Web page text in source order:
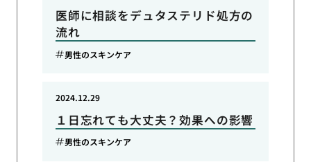
医師に相談をデュタステリド処方の
流れ
男性のスキンケア
１日忘れても大丈夫？効果への影響
2024.12.29
男性のスキンケア